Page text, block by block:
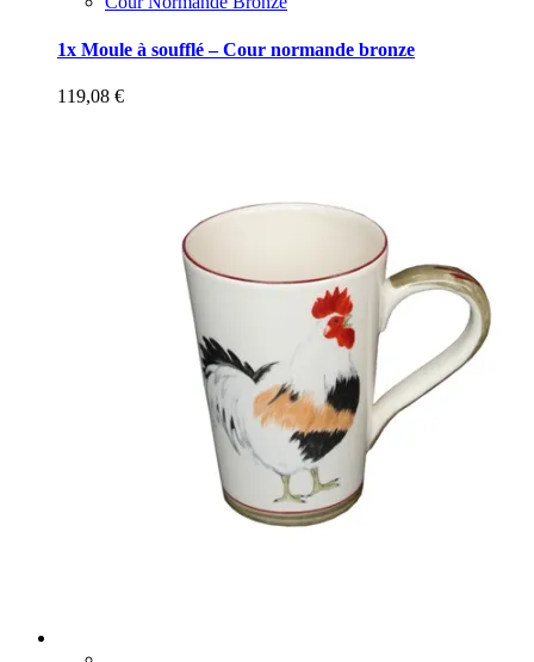
1x Moule à soufflé – Cour normande bronze
119,08 €